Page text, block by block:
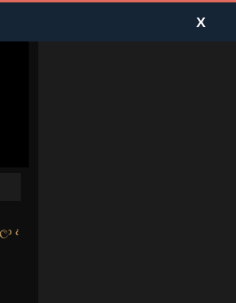
රහසේ සුසුම් ලෑ හඩ ඇසේ... නිල්වන්
X